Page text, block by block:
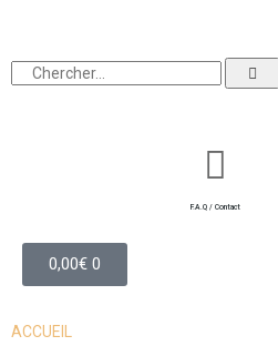
F.A.Q / Contact
0,00€ 0
ACCUEIL